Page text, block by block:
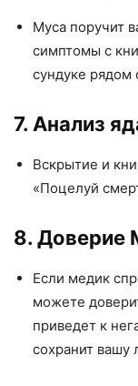
Муса поручит
симптомы с
сундуке рядом
7. Анализ
Вскрытие и
«Поцелуй
8. Доверие
Если медик
можете
приведет к
сохранит вашу